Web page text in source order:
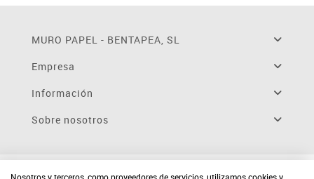
MURO PAPEL - BENTAPEA, SL
Empresa
Información
Sobre nosotros